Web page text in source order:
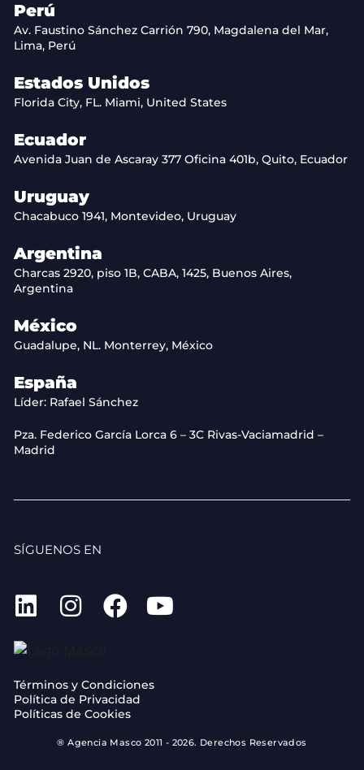
Perú
Av. Faustino Sánchez Carrión 790, Magdalena del Mar,
Lima, Perú
Estados Unidos
Florida City, FL. Miami, United States
Ecuador
Avenida Juan de Ascaray 377 Oficina 401b, Quito, Ecuador
Uruguay
Chacabuco 1941, Montevideo, Uruguay
Argentina
Charcas 2920, piso 1B, CABA, 1425, Buenos Aires,
Argentina
México
Guadalupe, NL. Monterrey, México
España
Líder: Rafael Sánchez
Pza. Federico García Lorca 6 – 3C Rivas-Vaciamadrid –
Madrid
SÍGUENOS EN
Términos y Condiciones
Política de Privacidad
Políticas de Cookies
® Agencia Masco 2011 - 2026. Derechos Reservados